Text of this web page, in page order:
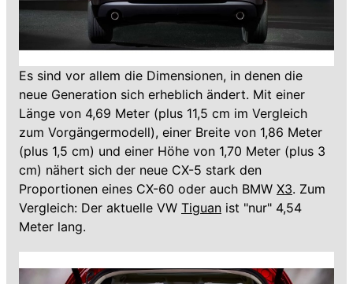
Es sind vor allem die Dimensionen, in denen die
neue Generation sich erheblich ändert. Mit einer
Länge von 4,69 Meter (plus 11,5 cm im Vergleich
zum Vorgängermodell), einer Breite von 1,86 Meter
(plus 1,5 cm) und einer Höhe von 1,70 Meter (plus 3
cm) nähert sich der neue CX-5 stark den
Proportionen eines CX-60 oder auch BMW X3. Zum
Vergleich: Der aktuelle VW Tiguan ist "nur" 4,54
Meter lang.